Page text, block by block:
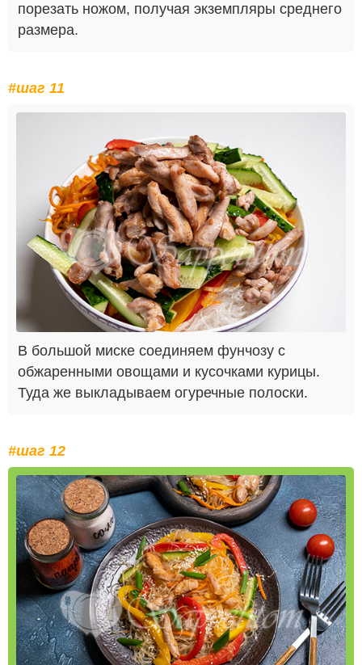
порезать ножом, получая экземпляры среднего
размера.
#шаг 11
В большой миске соединяем фунчозу с
обжаренными овощами и кусочками курицы.
Туда же выкладываем огуречные полоски.
#шаг 12